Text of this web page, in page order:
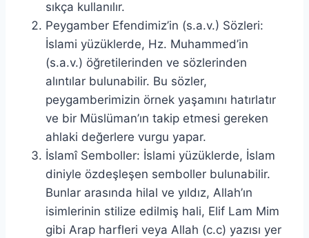
sıkça kullanılır.
Peygamber Efendimiz’in (s.a.v.) Sözleri:
İslami yüzüklerde, Hz. Muhammed’in
(s.a.v.) öğretilerinden ve sözlerinden
alıntılar bulunabilir. Bu sözler,
peygamberimizin örnek yaşamını hatırlatır
ve bir Müslüman’ın takip etmesi gereken
ahlaki değerlere vurgu yapar.
İslamî Semboller: İslami yüzüklerde, İslam
diniyle özdeşleşen semboller bulunabilir.
Bunlar arasında hilal ve yıldız, Allah’ın
isimlerinin stilize edilmiş hali, Elif Lam Mim
gibi Arap harfleri veya Allah (c.c) yazısı yer